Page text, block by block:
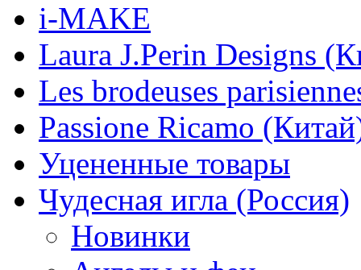
i-MAKE
Laura J.Perin Designs
Les brodeuses
Passione Ricamo
Уцененные товары
Чудесная игла (Россия)
Новинки